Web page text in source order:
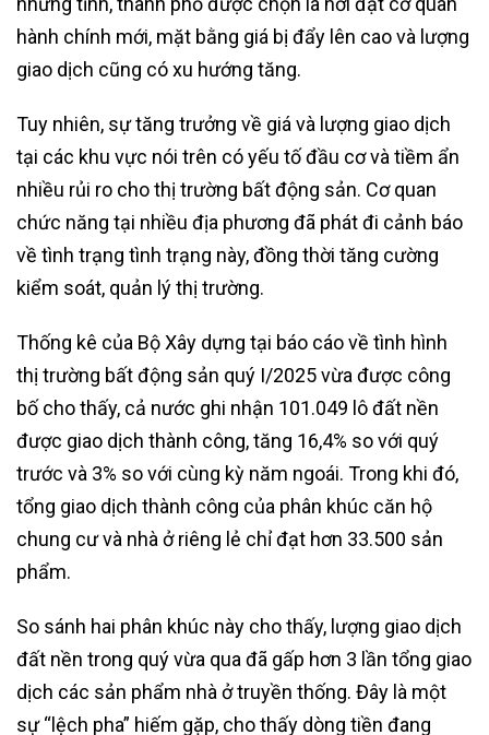
hành chính mới, mặt bằng giá bị đẩy lên cao và lượng
giao dịch cũng có xu hướng tăng.
Tuy nhiên, sự tăng trưởng về giá và lượng giao dịch
tại các khu vực nói trên có yếu tố đầu cơ và tiềm ẩn
nhiều rủi ro cho thị trường bất động sản. Cơ quan
chức năng tại nhiều địa phương đã phát đi cảnh báo
về tình trạng tình trạng này, đồng thời tăng cường
kiểm soát, quản lý thị trường.
Thống kê của Bộ Xây dựng tại báo cáo về tình hình
thị trường bất động sản quý I/2025 vừa được công
bố cho thấy, cả nước ghi nhận 101.049 lô đất nền
được giao dịch thành công, tăng 16,4% so với quý
trước và 3% so với cùng kỳ năm ngoái. Trong khi đó,
tổng giao dịch thành công của phân khúc căn hộ
chung cư và nhà ở riêng lẻ chỉ đạt hơn 33.500 sản
phẩm.
So sánh hai phân khúc này cho thấy, lượng giao dịch
đất nền trong quý vừa qua đã gấp hơn 3 lần tổng giao
dịch các sản phẩm nhà ở truyền thống. Đây là một
sự “lệch pha” hiếm gặp, cho thấy dòng tiền đang